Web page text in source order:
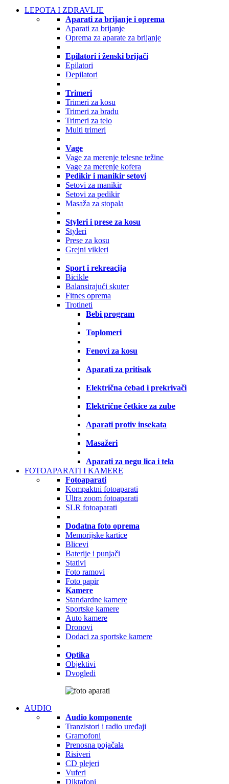
LEPOTA I ZDRAVLJE
Aparati za brijanje i oprema
Aparati za brijanje
Oprema za aparate za brijanje
Epilatori i ženski brijači
Epilatori
Depilatori
Trimeri
Trimeri za kosu
Trimeri za bradu
Trimeri za telo
Multi trimeri
Vage
Vage za merenje telesne težine
Vage za merenje kofera
Pedikir i manikir setovi
Setovi za manikir
Setovi za pedikir
Masaža za stopala
Styleri i prese za kosu
Styleri
Prese za kosu
Grejni vikleri
Sport i rekreacija
Bicikle
Balansirajući skuter
Fitnes oprema
Trotineti
Bebi program
Toplomeri
Fenovi za kosu
Aparati za pritisak
Električna ćebad i prekrivači
Električne četkice za zube
Aparati protiv insekata
Masažeri
Aparati za negu lica i tela
FOTOAPARATI I KAMERE
Fotoaparati
Kompaktni fotoaparati
Ultra zoom fotoaparati
SLR fotoaparati
Dodatna foto oprema
Memorijske kartice
Blicevi
Baterije i punjači
Stativi
Foto ramovi
Foto papir
Kamere
Standardne kamere
Sportske kamere
Auto kamere
Dronovi
Dodaci za sportske kamere
Optika
Objektivi
Dvogledi
AUDIO
Audio komponente
Tranzistori i radio uređaji
Gramofoni
Prenosna pojačala
Risiveri
CD plejeri
Vuferi
Diktafoni